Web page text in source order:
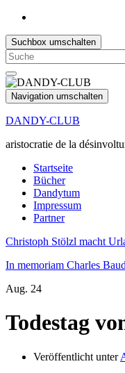
Suchbox umschalten
Search
for:
Navigation umschalten
DANDY-CLUB
aristocratie de la
Startseite
Bücher
Dandytum
Impressum
Partner
Christoph Stölzl macht
In memoriam Charles
Aug. 24
Todestag
Veröffentlicht unter